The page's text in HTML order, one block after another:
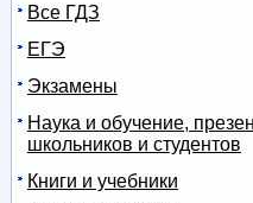
Все ГДЗ
ЕГЭ
Экзамены
Наука и обучение,
школьников и студентов
Книги и учебники